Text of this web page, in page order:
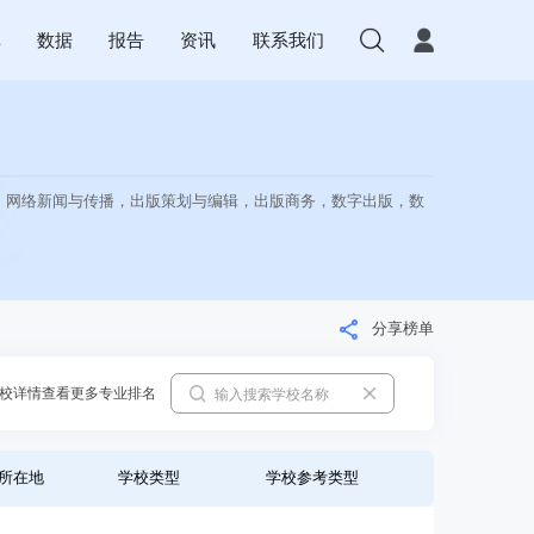
数据 报告 资讯 联系我们
络新闻与传播，出版策划与编辑，出版商务，数字出版，数
分享榜单
详情查看更多专业排名
在地 学校类型 学校参考类型